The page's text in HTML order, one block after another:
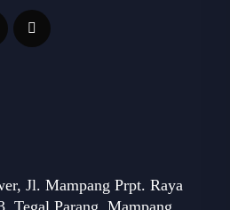
Jl. Mampang Prpt. Raya